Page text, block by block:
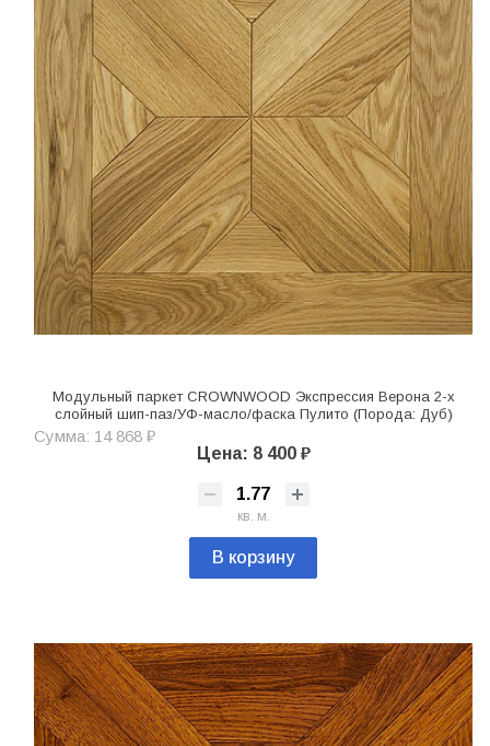
Модульный паркет CROWNWOOD Экспрессия Верона 2-х
слойный шип-паз/УФ-масло/фаска Пулито (Порода: Дуб)
Сумма: 14 868 ₽
Цена: 8 400 ₽
кв. м.
В корзину